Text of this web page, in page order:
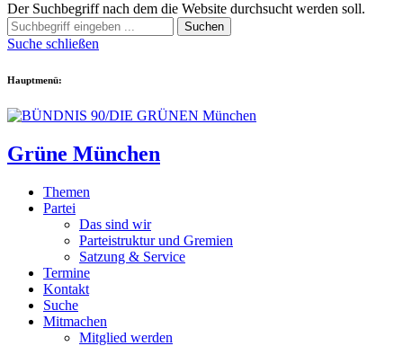
Der Suchbegriff nach dem die Website durchsucht werden soll.
Suchen
Suche schließen
Hauptmenü:
Grüne München
Themen
Partei
Das sind wir
Parteistruktur und Gremien
Satzung & Service
Termine
Kontakt
Suche
Mitmachen
Mitglied werden